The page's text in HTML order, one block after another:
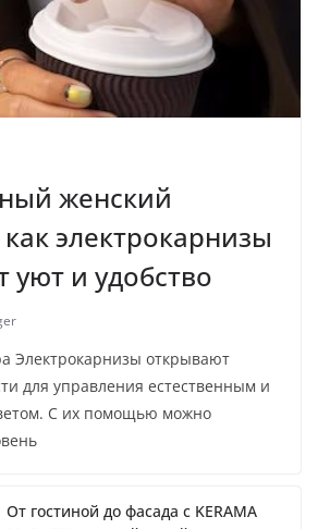
женский
электрокарнизы
уют и удобство
Электрокарнизы открывают
для управления естественным и
С их помощью можно
От гостиной до фасада с KERAMA